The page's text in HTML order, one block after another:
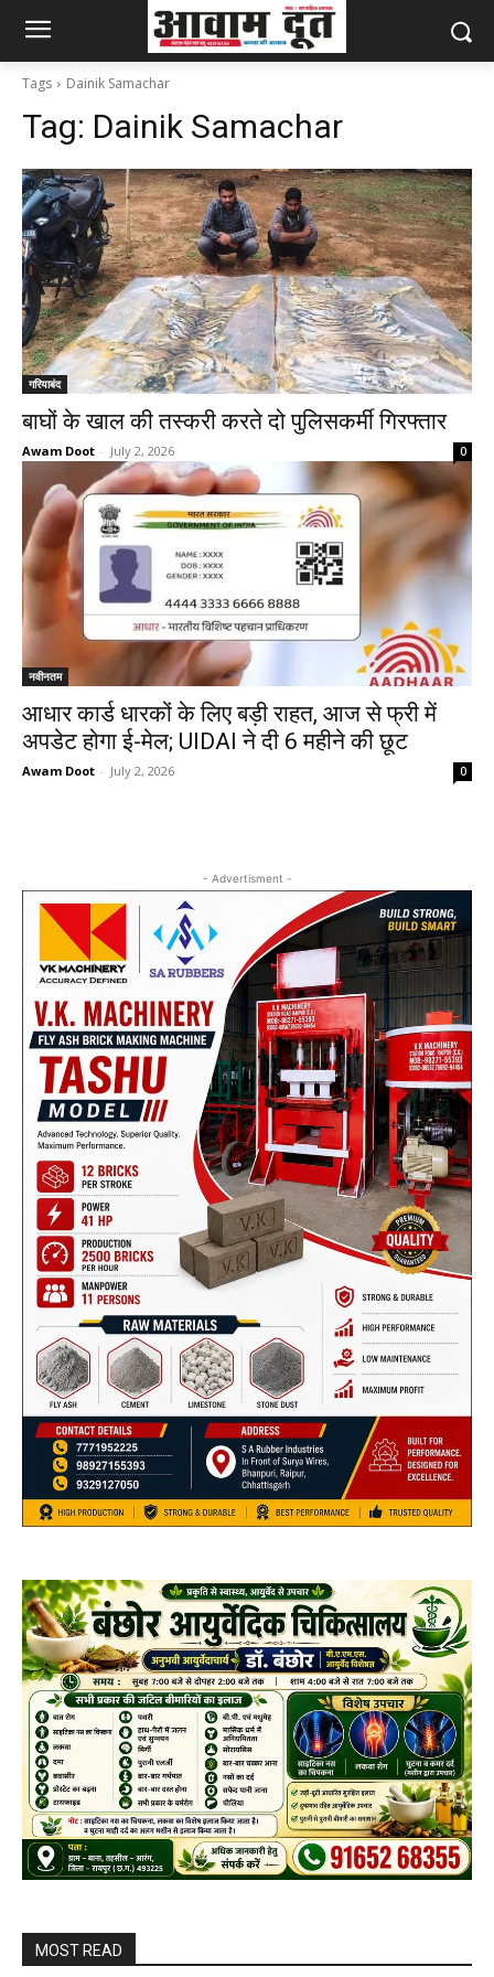
Tags Dainik Samachar
Tag: Dainik Samachar
गरियाबंद
बाघों के खाल की तस्करी करते दो पुलिसकर्मी गिरफ्तार
Awam Doot - July 2, 2026 0
नवीनतम
आधार कार्ड धारकों के लिए बड़ी राहत, आज से फ्री में
अपडेट होगा ई-मेल; UIDAI ने दी 6 महीने की छूट
Awam Doot - July 2, 2026 0
- Advertisment -
MOST READ